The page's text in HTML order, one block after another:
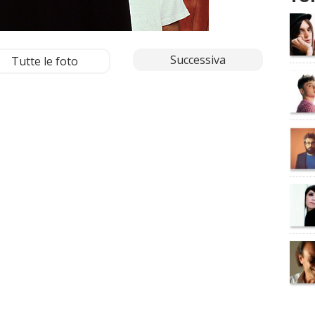
Tutte le foto Successiva